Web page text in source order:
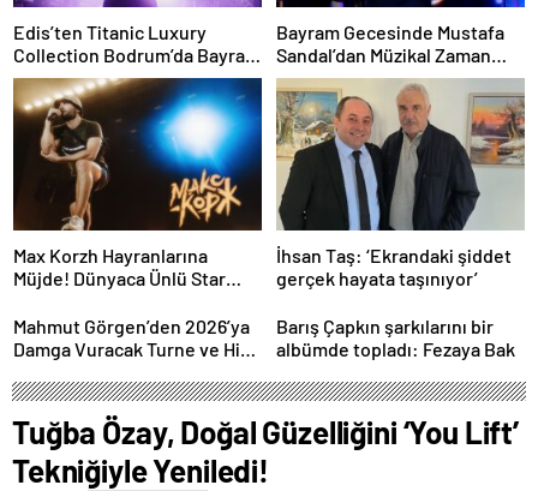
Edis’ten Titanic Luxury
Collection Bodrum’da Bayram
Gecesine Damga Vuran
Performans
Bayram Gecesinde Mustafa
Sandal’dan Müzikal Zaman
Yolculuğu
Max Korzh Hayranlarına
Müjde! Dünyaca Ünlü Star
Performansla Hayranlarıyla
Buluşuyor
İhsan Taş: ‘Ekrandaki şiddet
gerçek hayata taşınıyor’
Mahmut Görgen’den 2026’ya
Damga Vuracak Turne ve Hit
Barış Çapkın şarkılarını bir
albümde topladı: Fezaya Bak
Tuğba Özay, Doğal Güzelliğini ‘You Lift’
Tekniğiyle Yeniledi!